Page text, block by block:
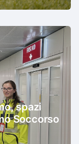
spazi
Soccorso